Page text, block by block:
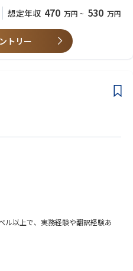
しているため、マニュアル業務で
サーチ業界やヘルスケア業界未経験
て業務を実施しています。
チにおけるディレクションのスペ
ともできますし、または、クライ
してのキャリアを希望することも
社に提出する仕組みがあり、自身
すい環境です。
バーと協調して業務に取り組めるコ
理を自分で行って最後まで責任を持
分析・管理業務の経験をお持ちの
想定年収 470 万円 ~ 530 万円
トリー
ル以上で、実務経験や翻訳経験あ